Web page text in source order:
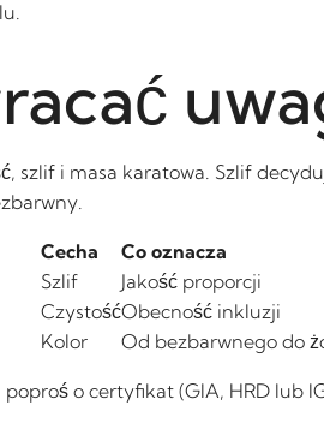
szlif i masa karatowa. Szlif
Cecha Co oznacza
Szlif
Jakość proporcji
CzystośćObecność inkluzji
Kolor
Od bezbarwnego do
poproś o certyfikat (GIA, HRD